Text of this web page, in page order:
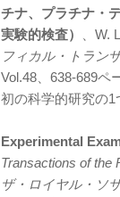
チナ、プラチナ・
実験的検査）
、W.
フィカル・トラン
Vol.48、638-689ペ
初の科学的研究の1
Experimental
Transactions of the
ザ・ロイヤル・ソ